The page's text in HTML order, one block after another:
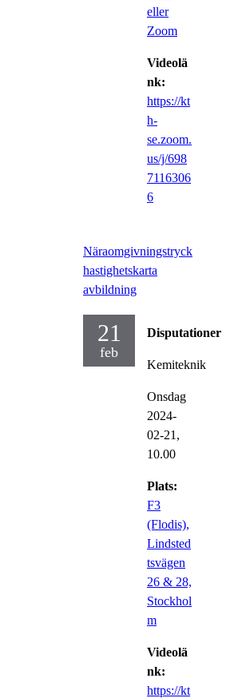
eller
Zoom
Videolä
nk:
https://kt
h-
se.zoom.
us/j/698
7116306
6
Näraomgivningstryck
hastighetskarta
avbildning
21
feb
Disputationer
Kemiteknik
Onsdag
2024-
02-21,
10.00
Plats:
F3
(Flodis),
Lindsted
tsvägen
26 & 28,
Stockhol
m
Videolä
nk:
https://kt